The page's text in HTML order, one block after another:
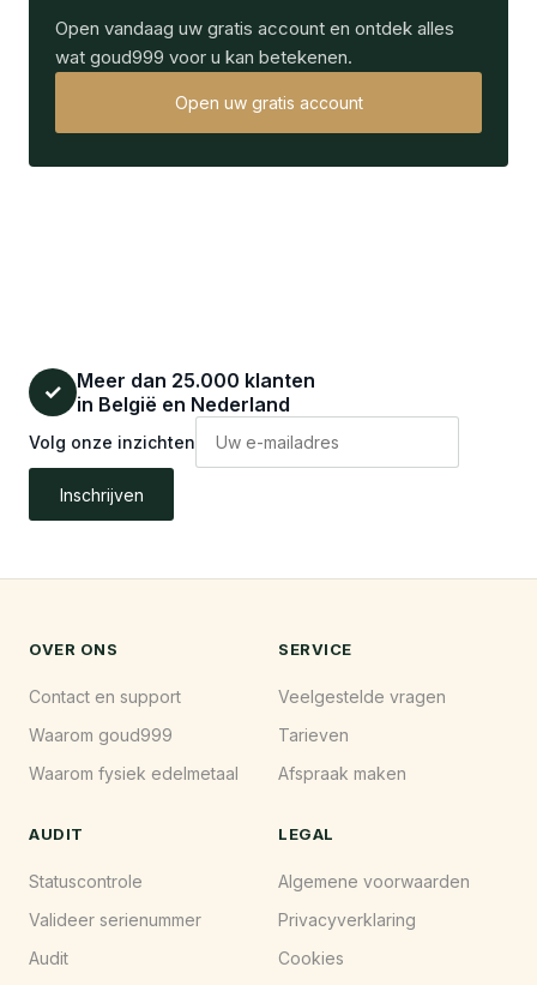
Open vandaag uw gratis account en ontdek alles
wat goud999 voor u kan betekenen.
Open uw gratis account
✓
Meer dan 25.000 klanten
in België en Nederland
Volg onze inzichten
Inschrijven
OVER ONS
Contact en support
Waarom goud999
Waarom fysiek edelmetaal
SERVICE
Veelgestelde vragen
Tarieven
Afspraak maken
AUDIT
Statuscontrole
Valideer serienummer
Audit
LEGAL
Algemene voorwaarden
Privacyverklaring
Cookies